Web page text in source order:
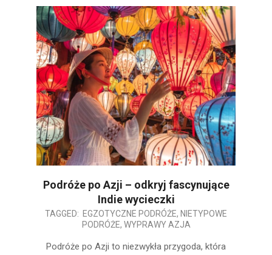
Podróże po Azji – odkryj fascynujące
Indie wycieczki
2025-
TAGGED: EGZOTYCZNE PODRÓŻE, NIETYPOWE
PODRÓŻE, WYPRAWY AZJA
Podróże po Azji to niezwykła przygoda, która